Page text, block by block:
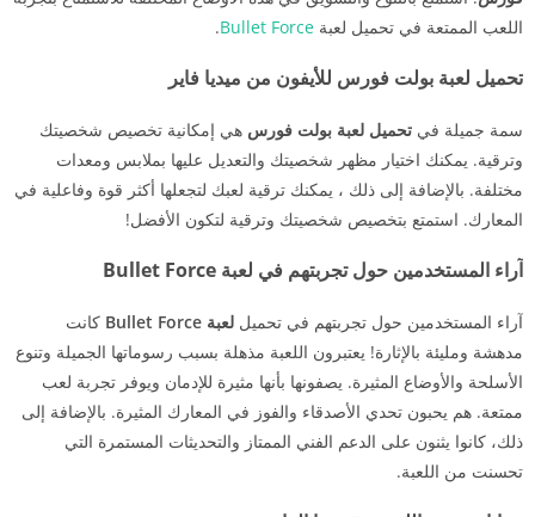
اللعب الممتعة في تحميل لعبة Bullet Force
.
تحميل لعبة بولت فورس للأيفون من ميديا فاير
سمة جميلة في تحميل لعبة بولت فورس هي إمكانية تخصيص شخصيتك
وترقية. يمكنك اختيار مظهر شخصيتك والتعديل عليها بملابس ومعدات
مختلفة. بالإضافة إلى ذلك ، يمكنك ترقية لعبك لتجعلها أكثر قوة وفاعلية في
المعارك. استمتع بتخصيص شخصيتك وترقية لتكون الأفضل!
آراء المستخدمين حول تجربتهم في لعبة Bullet Force
آراء المستخدمين حول تجربتهم في تحميل لعبة Bullet Force
كانت
مدهشة ومليئة بالإثارة! يعتبرون اللعبة مذهلة بسبب رسوماتها الجميلة وتنوع
الأسلحة والأوضاع المثيرة. يصفونها بأنها مثيرة للإدمان ويوفر تجربة لعب
ممتعة. هم يحبون تحدي الأصدقاء والفوز في المعارك المثيرة. بالإضافة إلى
ذلك، كانوا يثنون على الدعم الفني الممتاز والتحديثات المستمرة التي
تحسنت من اللعبة.